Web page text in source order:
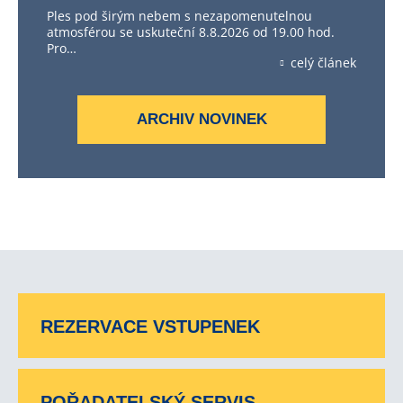
Ples pod širým nebem s nezapomenutelnou
atmosférou se uskuteční 8.8.2026 od 19.00 hod.
Pro…
celý článek
ARCHIV NOVINEK
REZERVACE VSTUPENEK